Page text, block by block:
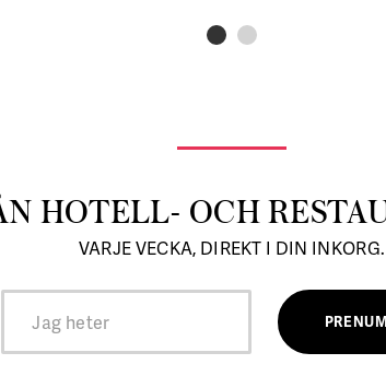
HOTELL- OCH
VARJE VECKA, DIREKT I DIN INKORG.